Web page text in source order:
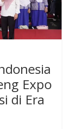
Expo
di Era